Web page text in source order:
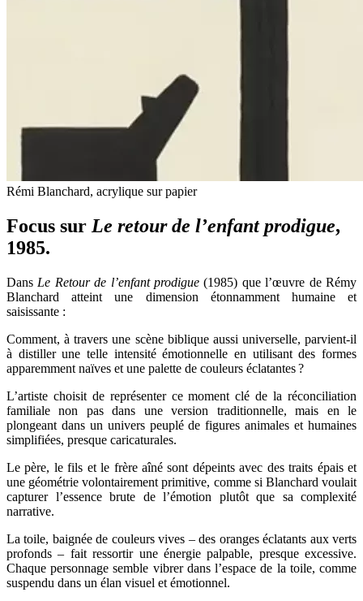
Rémi Blanchard, acrylique sur papier
Focus sur Le retour de l’enfant prodigue,
1985.
Dans Le Retour de l’enfant prodigue (1985) que l’œuvre de Rémy
Blanchard atteint une dimension étonnamment humaine et
saisissante :
Comment, à travers une scène biblique aussi universelle, parvient-il
à distiller une telle intensité émotionnelle en utilisant des formes
apparemment naïves et une palette de couleurs éclatantes ?
L’artiste choisit de représenter ce moment clé de la réconciliation
familiale non pas dans une version traditionnelle, mais en le
plongeant dans un univers peuplé de figures animales et humaines
simplifiées, presque caricaturales.
Le père, le fils et le frère aîné sont dépeints avec des traits épais et
une géométrie volontairement primitive, comme si Blanchard voulait
capturer l’essence brute de l’émotion plutôt que sa complexité
narrative.
La toile, baignée de couleurs vives – des oranges éclatants aux verts
profonds – fait ressortir une énergie palpable, presque excessive.
Chaque personnage semble vibrer dans l’espace de la toile, comme
suspendu dans un élan visuel et émotionnel.